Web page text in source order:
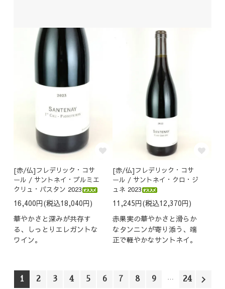
[赤/仏]フレデリック・コサ
ール / サントネイ・プルミエ
クリュ・パスタン 2023
16,400円(税込18,040円)
華やかさと深みが共存す
る、しっとりエレガントな
ワイン。
[赤/仏]フレデリック・コサ
ール / サントネイ・クロ・ジ
ュネ 2023
11,245円(税込12,370円)
赤果実の華やかさと滑らか
なタンニンが寄り添う、端
正で軽やかなサントネイ。
1 2 3 4 5 6 7 8 9 24